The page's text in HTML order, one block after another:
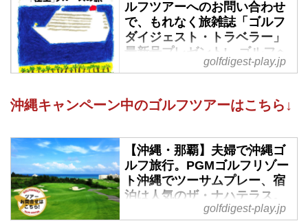
ルフツアーへのお問い合わせ
で、もれなく旅雑誌「ゴルフ
ダイジェスト・トラベラー」
最新号プレゼント! - ゴルフへ
行こうWEB by ゴルフダイジ
ゴルフダイジェストツアーでは
フ旅行」をキャンペーン中。ご夫
婦、カップル、友人で沖縄の名コ
ースをツーサムプレーで楽しみま
せんか。対象ツアーについて
WEB経由でお問い合わせされた
方、全員に旅の雑誌「ゴルフダイ
golfdigest-play.jp
沖縄キャンペーン中のゴルフツアーはこちら↓
【沖縄・那覇】夫婦で沖縄ゴ
ルフ旅行。PGMゴルフリゾー
ト沖縄でツーサムプレー、宿
泊は人気のザ・ナハテラス。
2日間 - ゴルフへ行こうWEB
golfdigest-play.jp